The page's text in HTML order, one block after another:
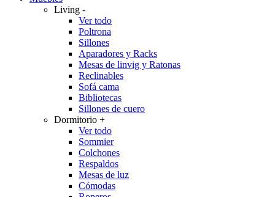
Living -
Ver todo
Poltrona
Sillones
Aparadores y Racks
Mesas de linvig y Ratonas
Reclinables
Sofá cama
Bibliotecas
Sillones de cuero
Dormitorio +
Ver todo
Sommier
Colchones
Respaldos
Mesas de luz
Cómodas